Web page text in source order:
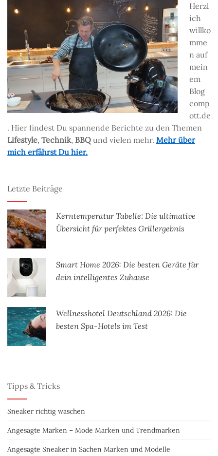
Herzl
ich
willko
mme
n auf
mein
em
Blog
comp
ott.de
. Hier findest Du spannende Berichte zu den Themen
Lifestyle, Technik, BBQ und vielen mehr. Mehr über
mich erfährst Du hier.
Letzte Beiträge
Kerntemperatur Tabelle: Die ultimative
Übersicht für perfektes Grillergebnis
Smart Home 2026: Die besten Geräte für
dein intelligentes Zuhause
Wellnesshotel Deutschland 2026: Die
besten Spa-Hotels im Test
Tipps & Tricks
Sneaker richtig waschen
Angesagte Marken – Mode Marken und Trendmarken
Angesagte Sneaker in Sachen Marken und Modelle